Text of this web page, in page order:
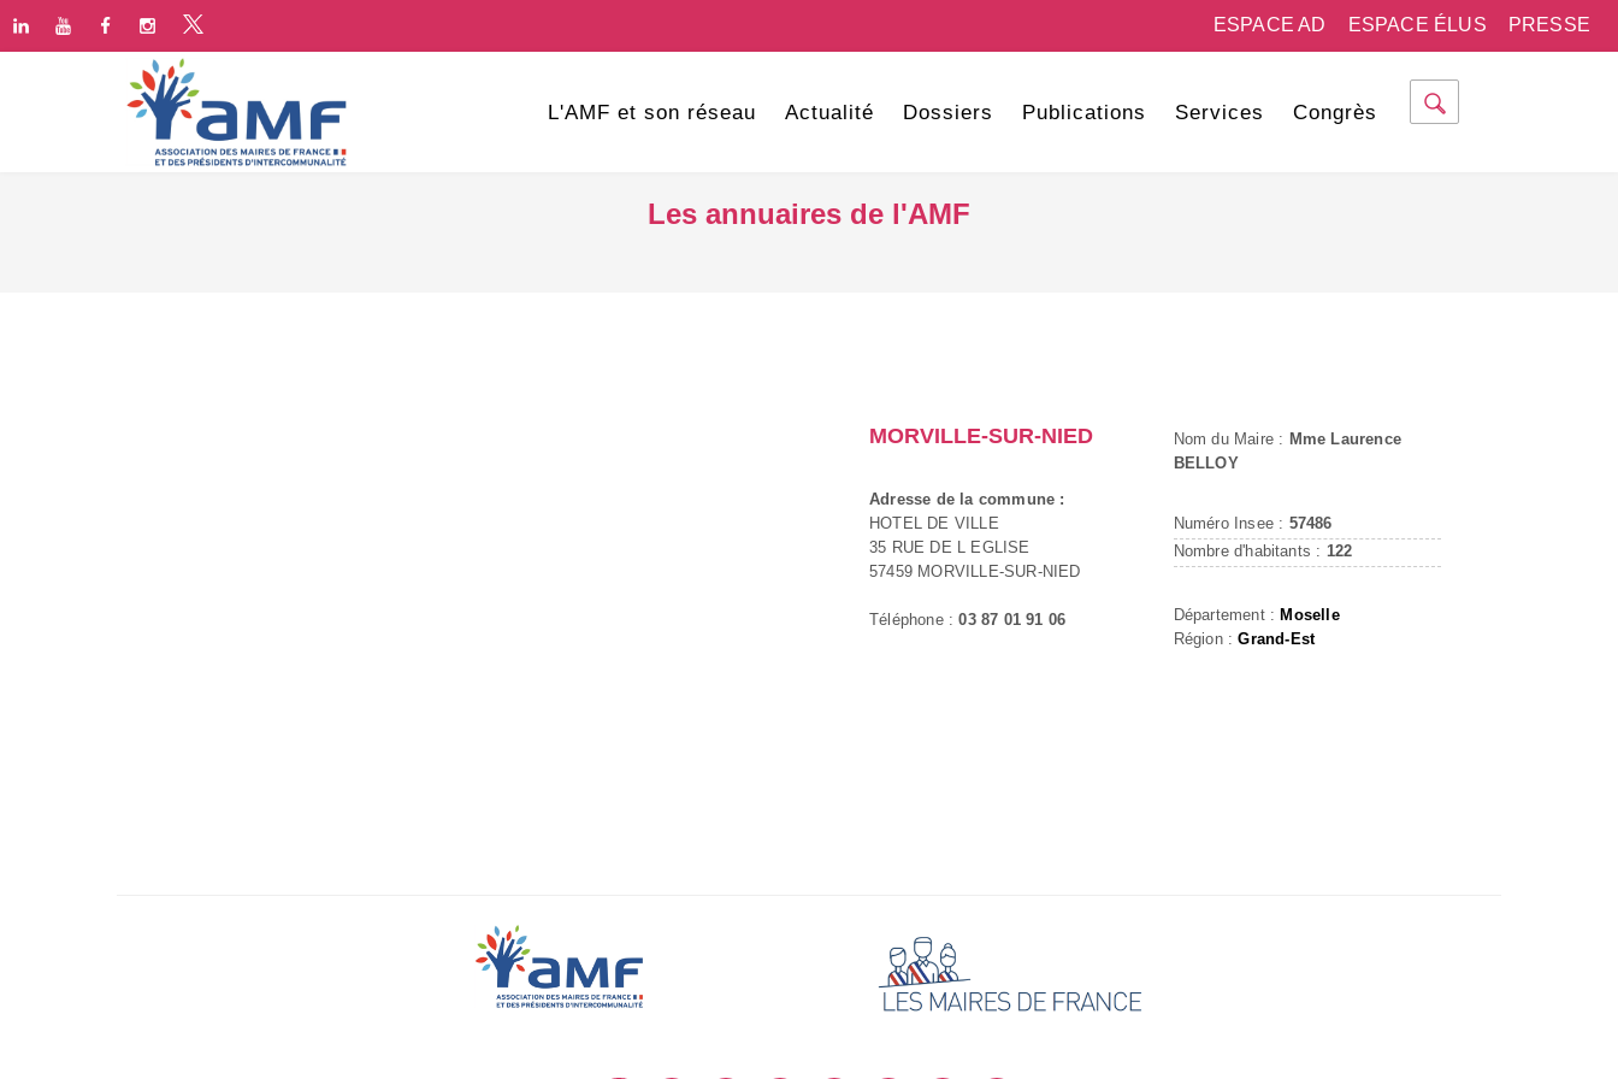
PRESSE
ESPACE ÉLUS
ESPACE AD
L'AMF et son réseau Actualité Dossiers Publications Services Congrès
Les annuaires de l'AMF
MORVILLE-SUR-NIED
Adresse de la commune :
HOTEL DE VILLE
35 RUE DE L EGLISE
57459 MORVILLE-SUR-NIED
Téléphone :03 87 01 91 06
Nom du Maire : Mme Laurence
BELLOY
Numéro Insee : 57486
Nombre d'habitants : 122
Département : Moselle
Région :Grand-Est